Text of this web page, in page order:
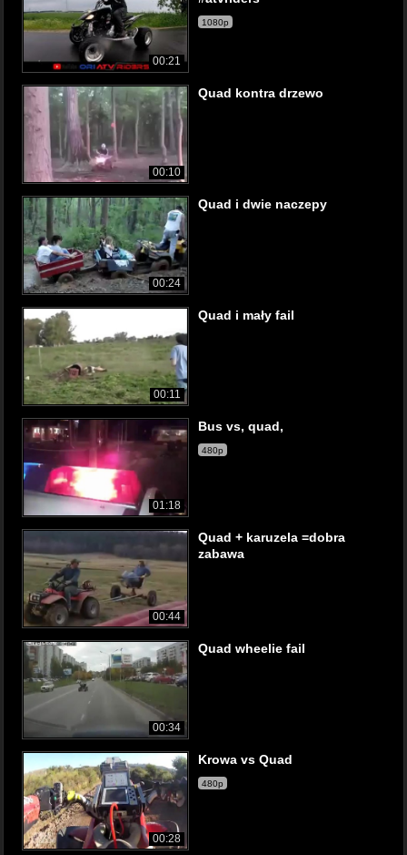
00:21
1080p
00:10
Quad kontra drzewo
00:24
Quad i dwie naczepy
00:11
Quad i mały fail
01:18
Bus vs, quad,
480p
00:44
Quad + karuzela =dobra
zabawa
00:34
Quad wheelie fail
00:28
Krowa vs Quad
480p